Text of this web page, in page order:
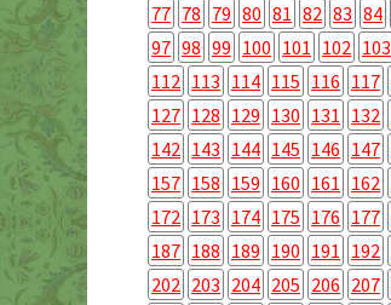
77 78 79 80 81 82 83 84
97 98 99 100 101 102 103
112 113 114 115 116 117
127 128 129 130 131 132
142 143 144 145 146 147
157 158 159 160 161 162
172 173 174 175 176 177
187 188 189 190 191 192
202 203 204 205 206 207